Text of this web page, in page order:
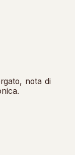
nota di